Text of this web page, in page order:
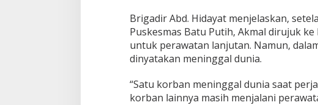
Brigadir Abd. Hidayat menjelaskan,
Puskesmas Batu Putih, Akmal dirujuk
untuk perawatan lanjutan. Namun,
dinyatakan meninggal dunia.
“Satu korban meninggal dunia saat
korban lainnya masih menjalani